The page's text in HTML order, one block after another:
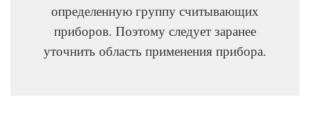
определенную группу считывающих
приборов. Поэтому следует заранее
уточнить область применения прибора.